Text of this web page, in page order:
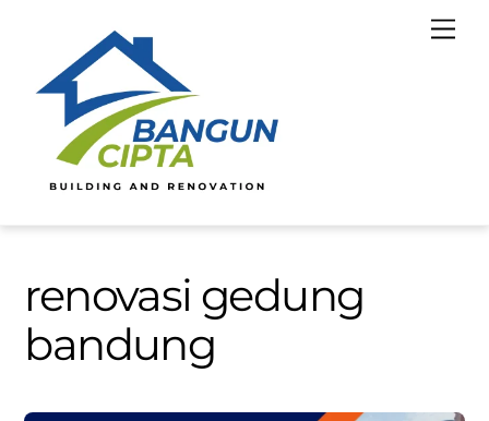
renovasi gedung
bandung